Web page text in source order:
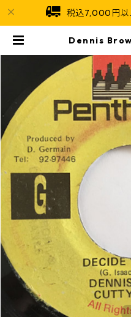
税込7,000円以
Dennis
クス） -
【7'】 |